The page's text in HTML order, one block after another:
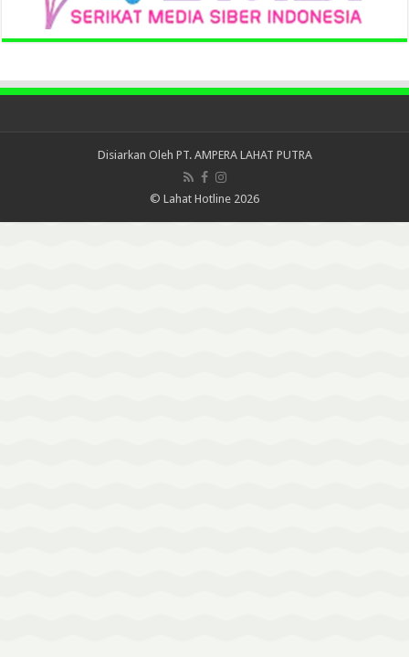
Disiarkan Oleh PT. AMPERA LAHAT PUTRA
© Lahat Hotline 2026